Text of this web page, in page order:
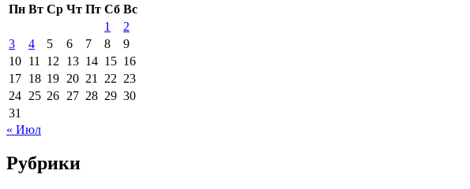
Пн Вт Ср Чт Пт Сб Вс
1
2
3
4 5 6 7 8
9
10 11 12 13 14 15 16
17 18 19 20 21 22 23
24 25 26 27 28 29 30
31
« Июл
Рубрики